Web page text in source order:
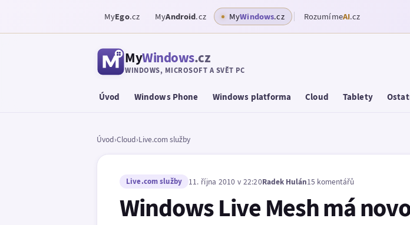
MyEgo.cz MyAndroid.cz MyWindows.cz RozumímeAI.cz
MyWindows.cz
WINDOWS, MICROSOFT A SVĚT PC
Úvod Windows Phone Windows platforma Cloud Tablety
Úvod›Cloud›Live.com služby
Live.com služby 11. října 2010 v 22:20Radek Hulán15 komentářů
Windows Live Mesh má